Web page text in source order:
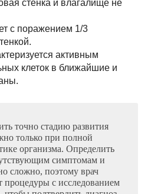
стенка и влагалище не
с поражением 1/3
активным
клеток в ближайшие и
точно стадию развития
только при полной
организма. Определить
симптомам и
сложно, поэтому врач
процедуры с исследованием